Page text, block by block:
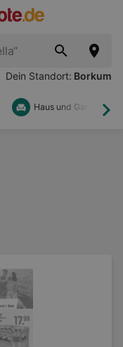
Dein Standort: Borkum
Haus und Garten